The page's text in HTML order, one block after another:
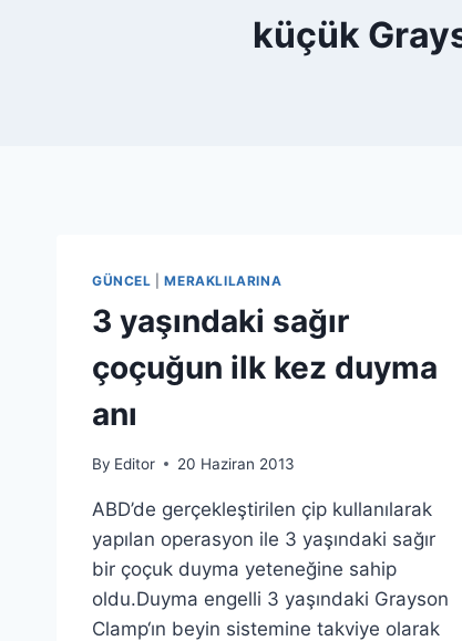
küçük
GÜNCEL |MERAKLILARINA
3 yaşındaki sağır
çoçuğun ilk kez duyma
anı
By Editor 20 Haziran 2013
ABD’de gerçekleştirilen çip kullanılarak
yapılan operasyon ile 3 yaşındaki sağır
bir çoçuk duyma yeteneğine sahip
oldu.Duyma engelli 3 yaşındaki Grayson
Clamp‘ın beyin sistemine takviye olarak